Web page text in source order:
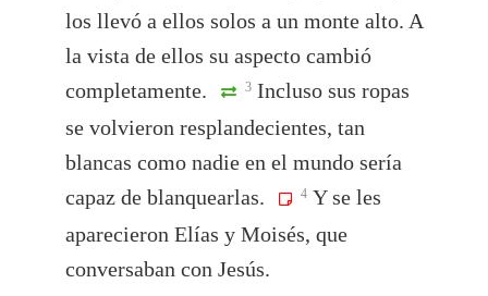
los llevó a ellos solos a un monte alto. A
la vista de ellos su aspecto cambió
completamente.
3 Incluso sus ropas
se volvieron resplandecientes, tan
blancas como nadie en el mundo sería
capaz de blanquearlas.
4 Y se les
aparecieron Elías y Moisés, que
conversaban con Jesús.